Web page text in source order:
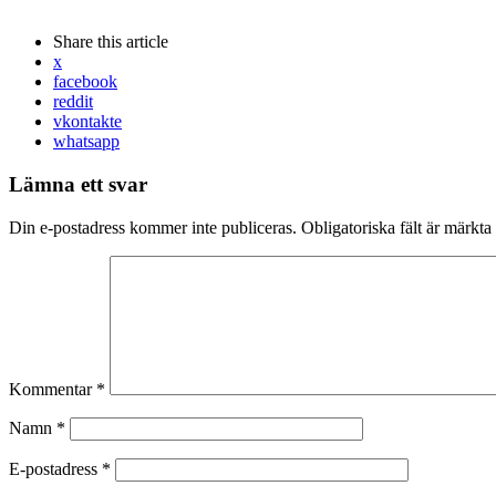
Share this article
x
facebook
reddit
vkontakte
whatsapp
Lämna ett svar
Din e-postadress kommer inte publiceras. Obligatoriska fält är märkta
Kommentar *
Namn *
E-postadress *